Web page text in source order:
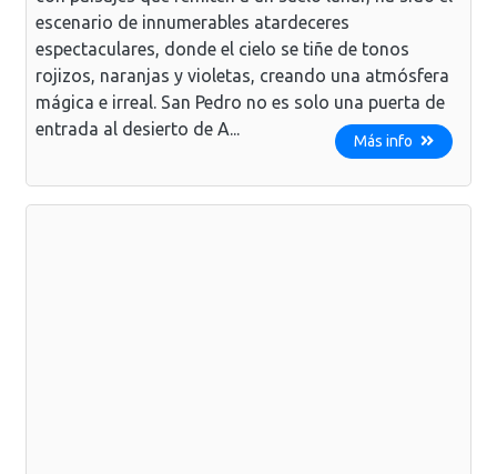
escenario de innumerables atardeceres
espectaculares, donde el cielo se tiñe de tonos
rojizos, naranjas y violetas, creando una atmósfera
mágica e irreal. San Pedro no es solo una puerta de
entrada al desierto de A...
Más info